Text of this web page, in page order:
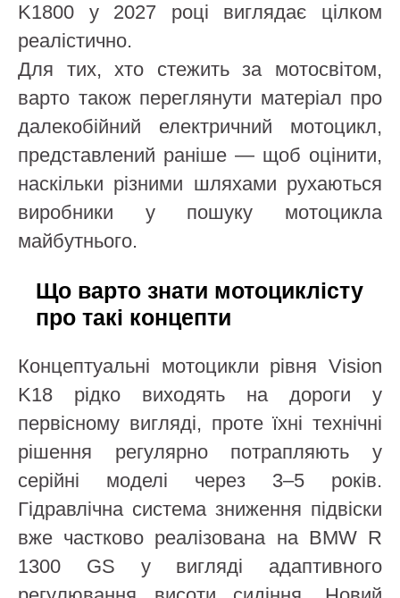
K1800 у 2027 році виглядає цілком
реалістично.
Для тих, хто стежить за мотосвітом,
варто також переглянути матеріал про
далекобійний електричний мотоцикл,
представлений раніше — щоб оцінити,
наскільки різними шляхами рухаються
виробники у пошуку мотоцикла
майбутнього.
Що варто знати мотоциклісту
про такі концепти
Концептуальні мотоцикли рівня Vision
K18 рідко виходять на дороги у
первісному вигляді, проте їхні технічні
рішення регулярно потрапляють у
серійні моделі через 3–5 років.
Гідравлічна система зниження підвіски
вже частково реалізована на BMW R
1300 GS у вигляді адаптивного